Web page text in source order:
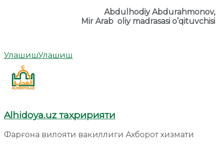
AbdulhodiyAbdurahmonov,
Mir Arab oliy madrasasi o’qituvchisi
УлашишУлашиш
Alhidoya.uz таҳририяти
Фарғона вилояти вакиллиги Ахборот хизмати